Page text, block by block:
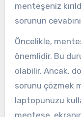
menteşeniz
sorunun
Öncelikle,
önemlidir. Bu
olabilir. Ancak,
sorunu çözmek
laptopunuzu